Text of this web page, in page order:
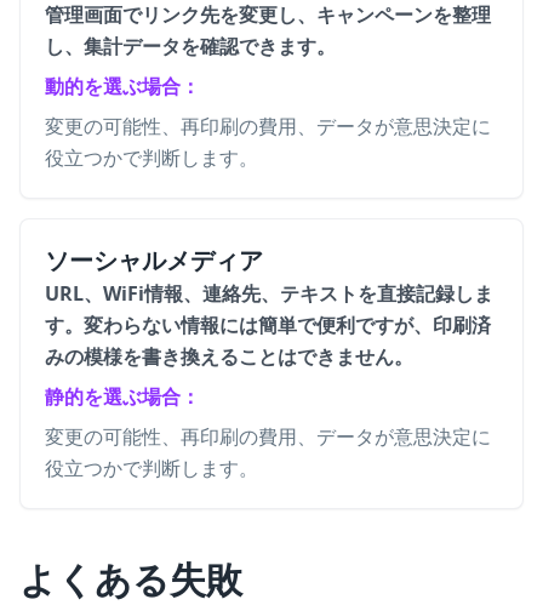
管理画面でリンク先を変更し、キャンペーンを整理
し、集計データを確認できます。
動的を選ぶ場合：
変更の可能性、再印刷の費用、データが意思決定に
役立つかで判断します。
ソーシャルメディア
URL、WiFi情報、連絡先、テキストを直接記録しま
す。変わらない情報には簡単で便利ですが、印刷済
みの模様を書き換えることはできません。
静的を選ぶ場合：
変更の可能性、再印刷の費用、データが意思決定に
役立つかで判断します。
よくある失敗